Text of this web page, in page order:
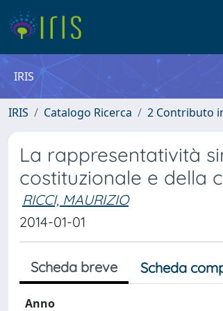
IRIS
IRIS Catalogo Ricerca 2 Contributo
La rappresentatività
costituzionale e della
RICCI, MAURIZIO
2014-01-01
Scheda breve Scheda
Anno